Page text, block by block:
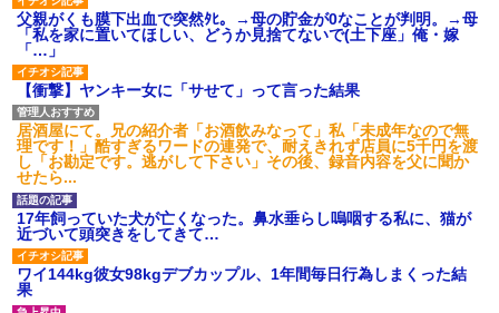
父親がくも膜下出血で突然ﾀﾋ。→母の貯金が0なことが判明。→母
「私を家に置いてほしい、どうか見捨てないで(土下座」俺・嫁
「…」
【衝撃】ヤンキー女に「サせて」って言った結果
居酒屋にて。兄の紹介者「お酒飲みなって」私「未成年なので無
理です！」酷すぎるワードの連発で、耐えきれず店員に5千円を渡
し「お勘定です。逃がして下さい」その後、録音内容を父に聞か
せたら...
17年飼っていた犬が亡くなった。鼻水垂らし嗚咽する私に、猫が
近づいて頭突きをしてきて…
ワイ144kg彼女98kgデブカップル、1年間毎日行為しまくった結
果